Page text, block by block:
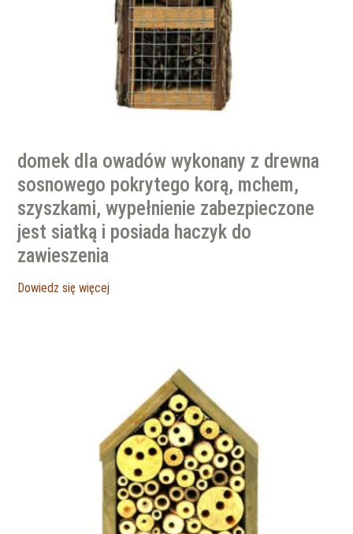
domek dla owadów wykonany z drewna
sosnowego pokrytego korą, mchem,
szyszkami, wypełnienie zabezpieczone
jest siatką i posiada haczyk do
zawieszenia
Dowiedz się więcej